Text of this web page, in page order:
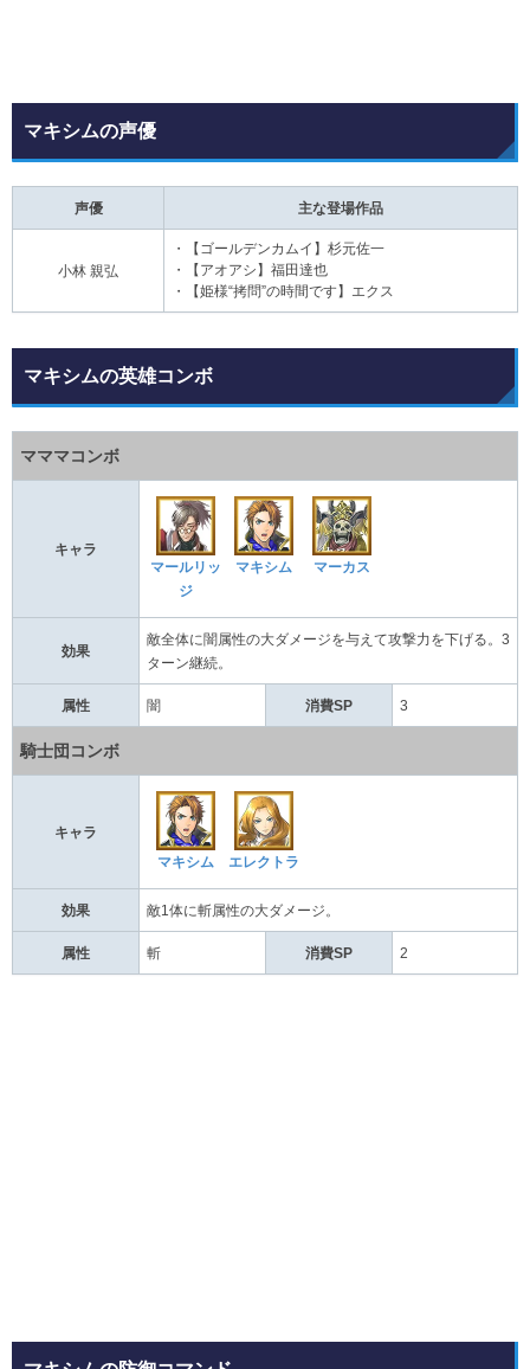
マキシムの声優
声優 主な登場作品
小林 親弘
・【ゴールデンカムイ】杉元佐一
・【アオアシ】福田達也
・【姫様“拷問”の時間です】エクス
マキシムの英雄コンボ
マママコンボ
キャラ
マールリッ
ジ
マキシム マーカス
効果
敵全体に闇属性の大ダメージを与えて攻撃力を下げる。3
ターン継続。
属性 闇 消費SP 3
騎士団コンボ
キャラ
マキシム エレクトラ
効果 敵1体に斬属性の大ダメージ。
属性 斬 消費SP 2